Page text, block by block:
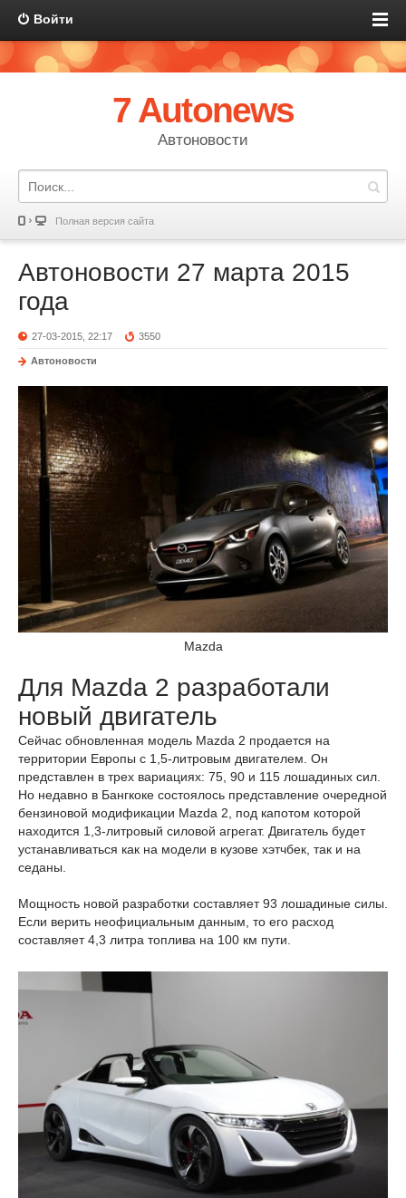
Войти
7 Autonews
Автоновости
Полная версия сайта
Автоновости 27 марта 2015
года
27-03-2015, 22:17 3550
Автоновости
Mazda
Для Mazda 2 разработали
новый двигатель
Сейчас обновленная модель Mazda 2 продается на
территории Европы с 1,5-литровым двигателем. Он
представлен в трех вариациях: 75, 90 и 115 лошадиных сил.
Но недавно в Бангкоке состоялось представление очередной
бензиновой модификации Mazda 2, под капотом которой
находится 1,3-литровый силовой агрегат. Двигатель будет
устанавливаться как на модели в кузове хэтчбек, так и на
седаны.
Мощность новой разработки составляет 93 лошадиные силы.
Если верить неофициальным данным, то его расход
составляет 4,3 литра топлива на 100 км пути.